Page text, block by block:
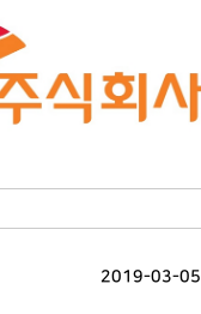
기준으로 한다.
2019-03-05